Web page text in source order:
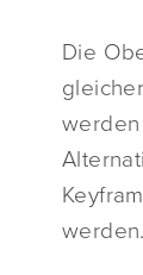
Die
werden.